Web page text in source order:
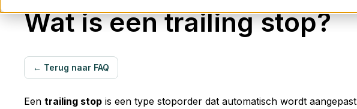
Wat is een trailing stop?
← Terug naar FAQ
Een trailing stop is een type stoporder dat automatisch wordt aangepast